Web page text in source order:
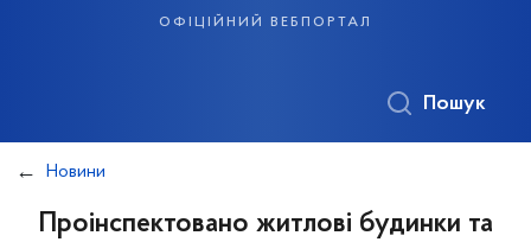
офіційний вебпортал
Пошук
Новини
Проінспектовано житлові будинки та